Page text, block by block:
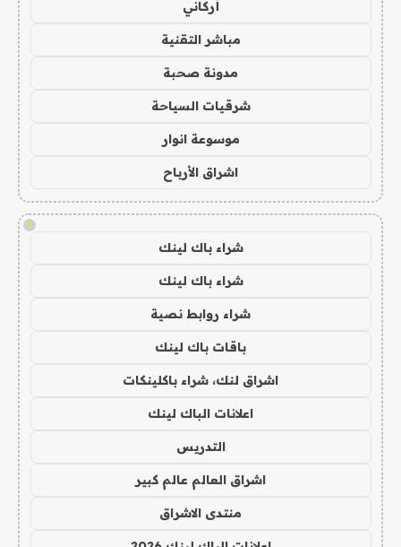
أركاني
مباشر التقنية
مدونة صحبة
شرقيات السياحة
موسوعة انوار
اشراق الأرباح
!
شراء باك لينك
شراء باك لينك
شراء روابط نصية
باقات باك لينك
اشراق لنك، شراء باكلينكات
اعلانات الباك لينك
التدريس
اشراق العالم عالم كبير
منتدى الاشراق